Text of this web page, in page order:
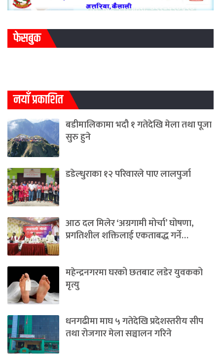
फेसबुक
नयाँ प्रकाशित
बडीमालिकामा भदौ १ गतेदेखि मेला तथा पूजा
सुरु हुने
डडेल्धुराका १२ परिवारले पाए लालपुर्जा
आठ दल मिलेर ‘अग्रगामी मोर्चा’ घोषणा,
प्रगतिशील शक्तिलाई एकताबद्ध गर्ने…
महेन्द्रनगरमा घरको छतबाट लडेर युवकको
मृत्यु
धनगढीमा माघ ५ गतेदेखि प्रदेशस्तरीय सीप
तथा रोजगार मेला सञ्चालन गरिने